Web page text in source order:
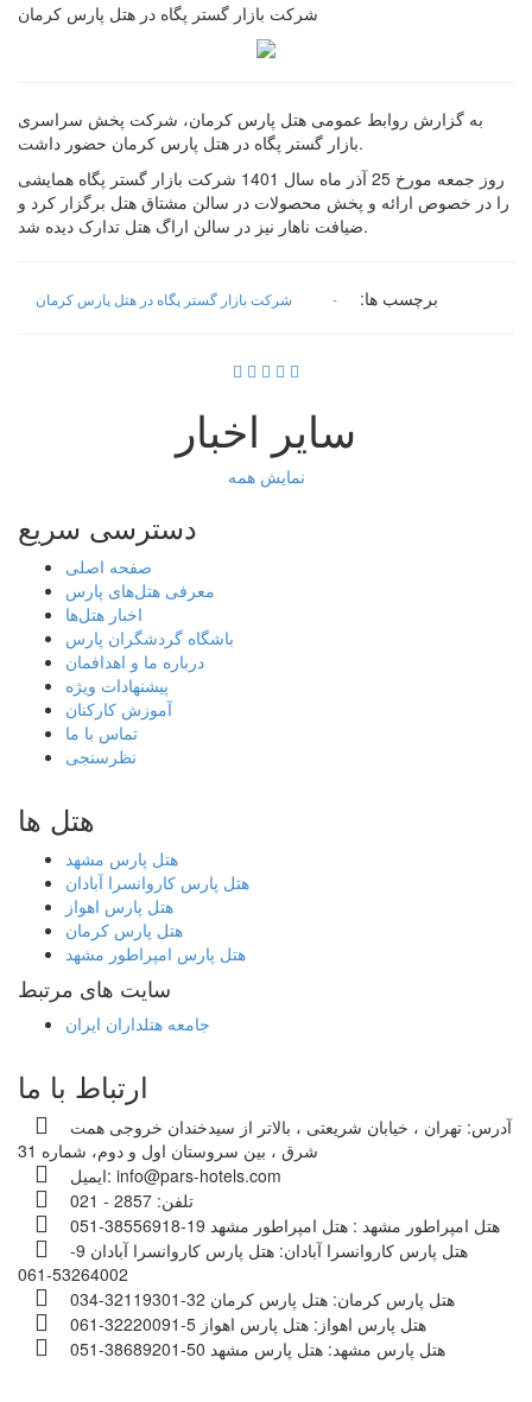
شرکت بازار گستر پگاه در هتل پارس کرمان
به گزارش روابط عمومی هتل پارس کرمان، شرکت پخش سراسری
بازار گستر پگاه در هتل پارس کرمان حضور داشت.
روز جمعه مورخ 25 آذر ماه سال 1401 شرکت بازار گستر پگاه همایشی
را در خصوص ارائه و پخش محصولات در سالن مشتاق هتل برگزار کرد و
ضیافت ناهار نیز در سالن اراگ هتل تدارک دیده شد.
برچسب ها: - شرکت بازار گستر پگاه در هتل پارس کرمان
سایر اخبار
نمایش همه
دسترسی سریع
صفحه اصلی
معرفی هتل‌های پارس
اخبار هتل‌ها
باشگاه گردشگران پارس
درباره ما و اهدافمان
پیشنهادات ویژه
آموزش کارکنان
تماس با ما
نظرسنجی
هتل ها
هتل پارس مشهد
هتل پارس کاروانسرا آبادان
هتل پارس اهواز
هتل پارس کرمان
هتل پارس امپراطور مشهد
سایت های مرتبط
جامعه هتلداران ایران
ارتباط با ما
آدرس: تهران ، خیابان شریعتی ، بالاتر از سیدخندان خروجی همت
شرق ، بین سروستان اول و دوم، شماره 31
ایمیل: info@pars-hotels.com
تلفن:
هتل امپراطور مشهد : هتل امپراطور مشهد 19-38556918-051
هتل پارس کاروانسرا آبادان:
هتل پارس کاروانسرا آبادان 9-
53264002-061
هتل پارس کرمان: هتل پارس کرمان 32-32119301-034
هتل پارس اهواز: هتل پارس اهواز 5-32220091-061
هتل پارس مشهد: هتل پارس مشهد 50-38689201-051